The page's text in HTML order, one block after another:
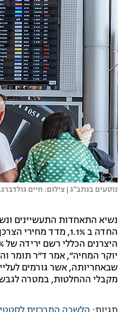
נוסעים בנתב"ג | צילום: חיים גולדברג,
נשיא התאחדות התעשיינים
יוקר המחיה״, אמר ד״ר תומר
שבאחריותה, אשר גורמים
מקבלי ההחלטות, במטרה לגבש